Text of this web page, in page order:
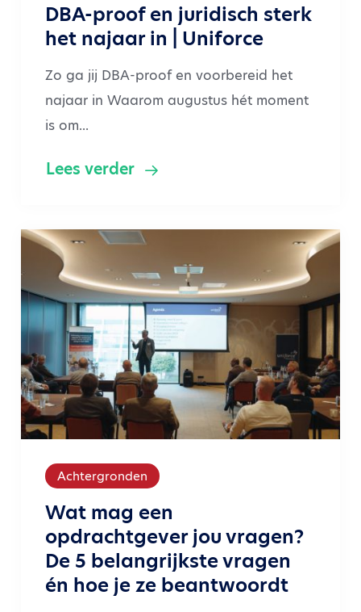
DBA-proof en juridisch sterk
het najaar in | Uniforce
Zo ga jij DBA-proof en voorbereid het
najaar in Waarom augustus hét moment
is om...
Lees verder
Achtergronden
Wat mag een
opdrachtgever jou vragen?
De 5 belangrijkste vragen
én hoe je ze beantwoordt